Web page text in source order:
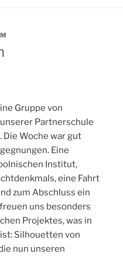
Gruppe von
Partnerschule
Die Woche war gut
Eine
Institut,
eine Fahrt
zum Abschluss ein
uns besonders
Projektes, was in
Silhouetten von
nun unseren